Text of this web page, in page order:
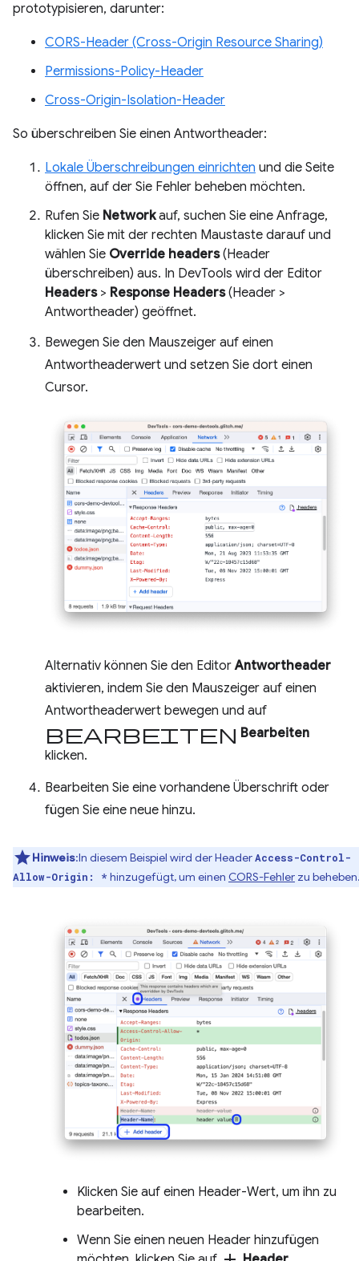
prototypisieren, darunter:
CORS-Header (Cross-Origin Resource Sharing)
Permissions-Policy-Header
Cross-Origin-Isolation-Header
So überschreiben Sie einen Antwortheader:
Lokale Überschreibungen einrichten und die Seite
öffnen, auf der Sie Fehler beheben möchten.
Rufen Sie Networkauf, suchen Sie eine Anfrage,
klicken Sie mit der rechten Maustaste darauf und
wählen Sie Override headers(Header
überschreiben) aus. In DevTools wird der Editor
Headers> Response Headers(Header >
Antwortheader) geöffnet.
Bewegen Sie den Mauszeiger auf einen
Antwortheaderwert und setzen Sie dort einen
Cursor.
Alternativ können Sie den EditorAntwortheader
aktivieren, indem Sie den Mauszeiger auf einen
Antwortheaderwert bewegen und auf
Bearbeiten Bearbeiten
klicken.
Bearbeiten Sie eine vorhandene Überschrift oder
fügen Sie eine neue hinzu.
Hinweis:In diesem Beispiel wird der HeaderAccess-Control-
Allow-Origin: * hinzugefügt, um einen CORS-Fehler zu
Klicken Sie auf einen Header-Wert, um ihn zu
bearbeiten.
Wenn Sie einen neuen Header hinzufügen